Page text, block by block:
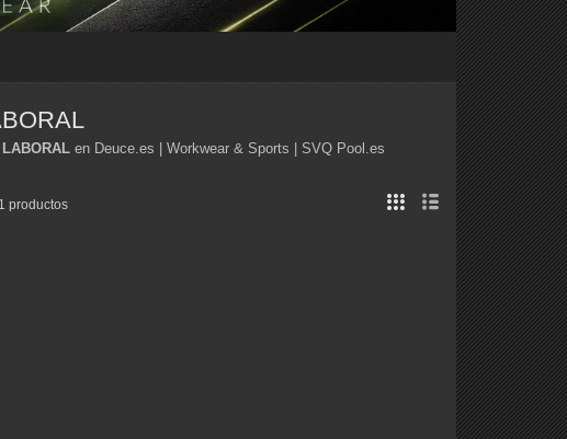
LABORAL en Deuce.es | Workwear & Sports | SVQ Pool.es
1 productos